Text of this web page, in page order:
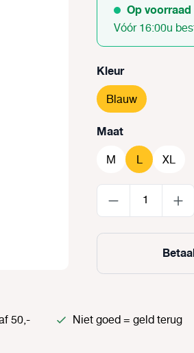
Op voorraad
Vóór 16:00u
Selecteer
Kleur
Blauw
Selecteer
Maat
M L XL
50,- Niet goed = geld terug